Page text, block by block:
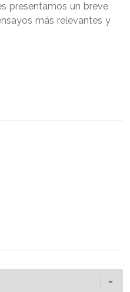
presentamos un breve
más relevantes y